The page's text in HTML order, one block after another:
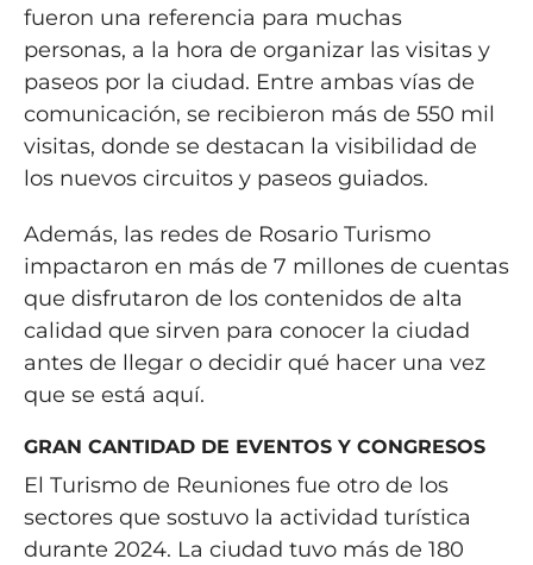
fueron una referencia para muchas
personas, a la hora de organizar las visitas y
paseos por la ciudad. Entre ambas vías de
comunicación, se recibieron más de 550 mil
visitas, donde se destacan la visibilidad de
los nuevos circuitos y paseos guiados.
Además, las redes de Rosario Turismo
impactaron en más de 7 millones de cuentas
que disfrutaron de los contenidos de alta
calidad que sirven para conocer la ciudad
antes de llegar o decidir qué hacer una vez
que se está aquí.
GRAN CANTIDAD DE EVENTOS Y CONGRESOS
El Turismo de Reuniones fue otro de los
sectores que sostuvo la actividad turística
durante 2024. La ciudad tuvo más de 180